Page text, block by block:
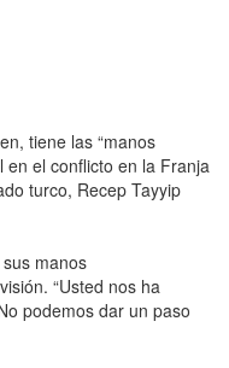
tiene las “manos
en el conflicto en la Franja
turco, Recep Tayyip
manos
“Usted nos ha
podemos dar un paso